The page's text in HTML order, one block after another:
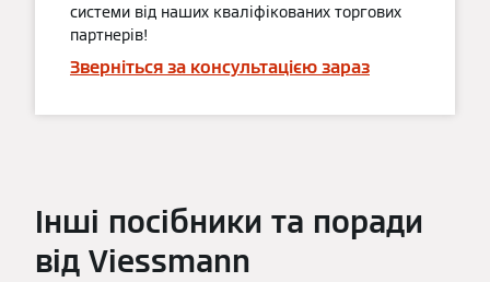
системи від наших кваліфікованих торгових
партнерів!
Зверніться за консультацією зараз
Інші посібники та поради
від Viessmann